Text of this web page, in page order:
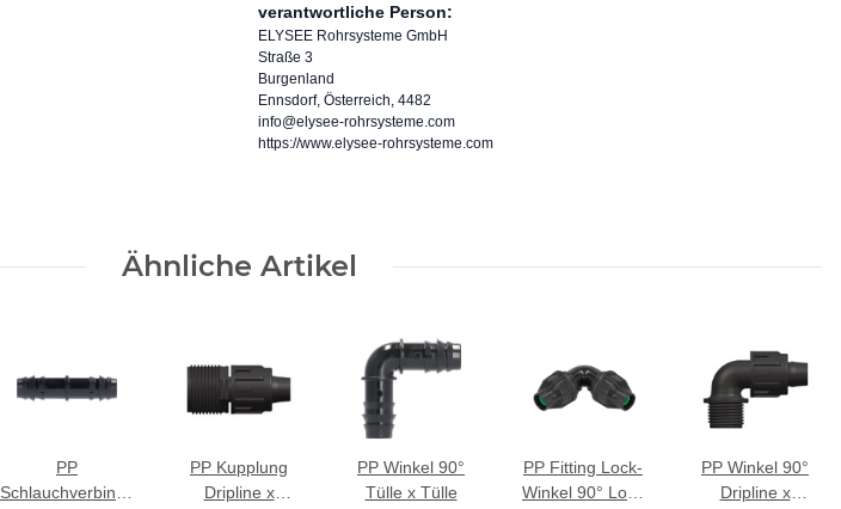
verantwortliche Person:
ELYSEE Rohrsysteme GmbH
Straße 3
Burgenland
Ennsdorf, Österreich, 4482
info@elysee-rohrsysteme.com
https://www.elysee-rohrsysteme.com
Ähnliche Artikel
PP
Schlauchverbinder
PP Kupplung
Dripline x
PP Winkel 90°
Tülle x Tülle
PP Fitting Lock-
Winkel 90° Lock
PP Winkel 90°
Dripline x